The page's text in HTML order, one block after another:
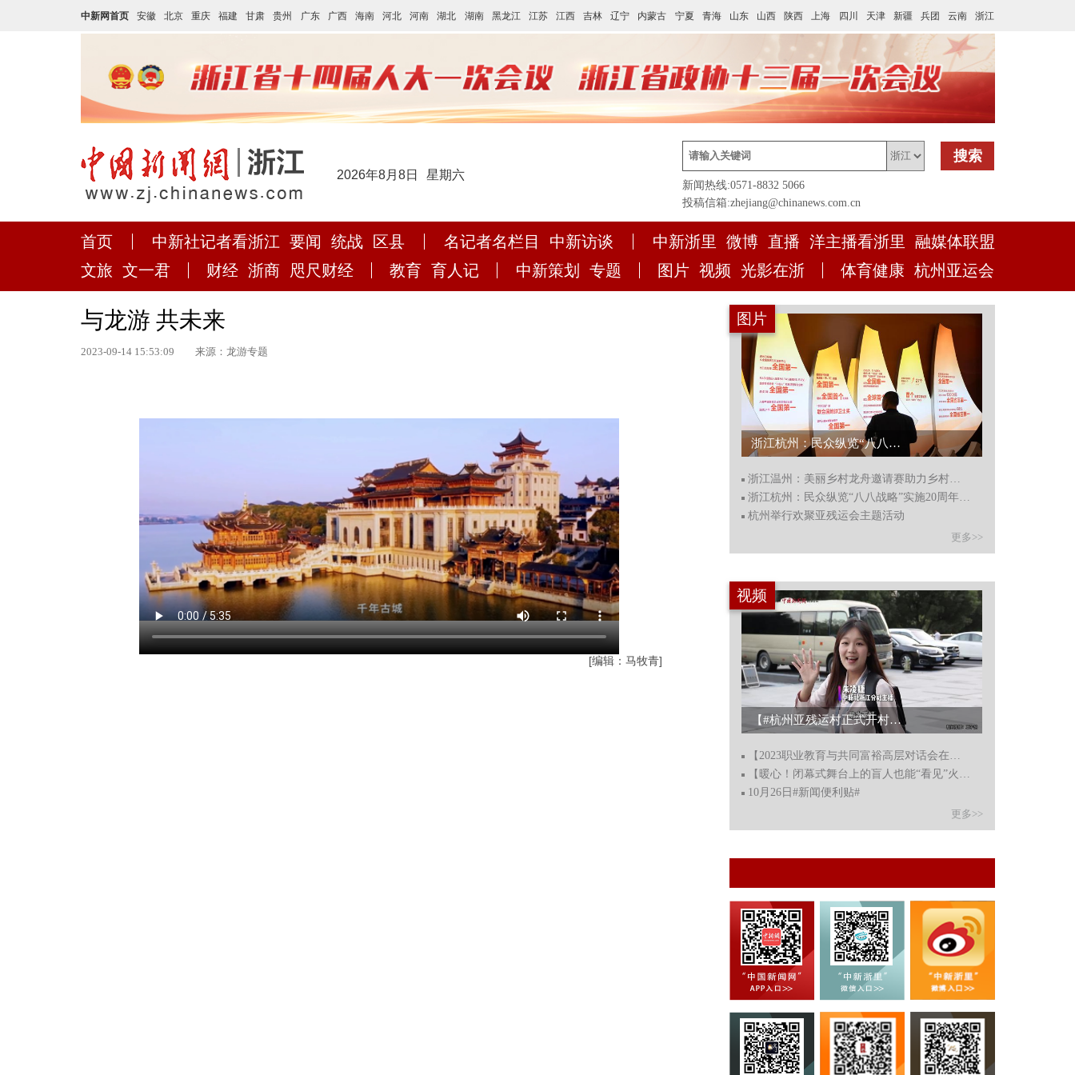
中新网首页 安徽 北京 重庆 福建 甘肃 贵州 广东 广西 海南 河北 河南 湖北 湖南 黑龙江 江苏 江西 吉林 辽宁 内蒙古 宁夏 青海 山东 山西 陕西 上海 四川 天津 新疆 兵团 云南 浙江
2026年8月8日 星期六
搜索
新闻热线:0571-8832 5066
投稿信箱:zhejiang@chinanews.com.cn
首页 中新社记者看浙江 要闻 统战 区县 名记者名栏目 中新访谈 中新浙里 微博 直播 洋主播看浙里
融媒体联盟
文旅 文一君 财经 浙商 咫尺财经 教育 育人记 中新策划 专题 图片 视频 光影在浙 体育健康 杭州亚运会
与龙游 共未来
2023-09-14 15:53:09 来源：龙游专题
[编辑：马牧青]
图片
浙江杭州：民众纵览“八八战略”实施20周年成果...
浙江温州：美丽乡村龙舟邀请赛助力乡村振兴
浙江杭州：民众纵览“八八战略”实施20周年成果
杭州举行欢聚亚残运会主题活动
更多>>
视频
【#杭州亚残运村正式开村 ！运动员：村里太贴心，像回家一样】...
【2023职业教育与共同富裕高层对话会在浙江永康开幕】
【暖心！闭幕式舞台上的盲人也能“看见”火炬熄灭】
10月26日#新闻便利贴#
更多>>